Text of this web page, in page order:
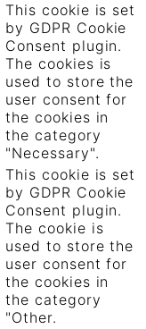
This cookie is set
by GDPR Cookie
Consent plugin.
The cookies is
used to store the
user consent for
the cookies in
the category
"Necessary".
This cookie is set
by GDPR Cookie
Consent plugin.
The cookie is
used to store the
user consent for
the cookies in
the category
"Other.